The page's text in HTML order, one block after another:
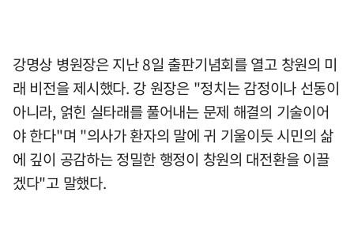
강명상 병원장은 지난 8일 출판기념회를 열고 창원의 미
래 비전을 제시했다. 강 원장은 "정치는 감정이나 선동이
아니라, 얽힌 실타래를 풀어내는 문제 해결의 기술이어
야 한다"며 "의사가 환자의 말에 귀 기울이듯 시민의 삶
에 깊이 공감하는 정밀한 행정이 창원의 대전환을 이끌
겠다"고 말했다.